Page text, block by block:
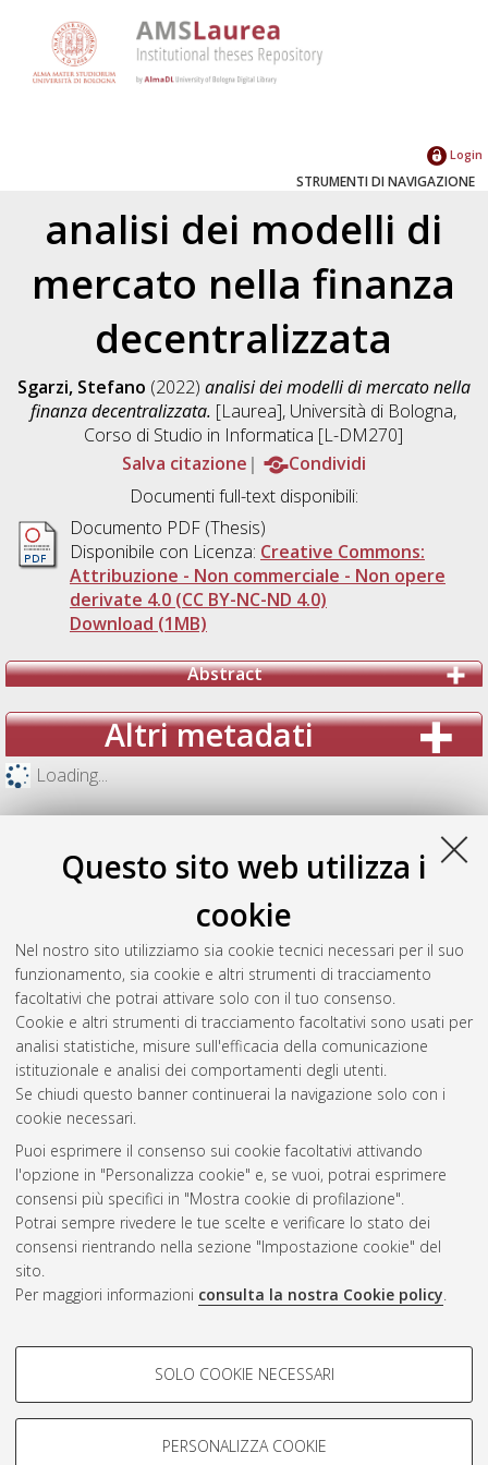
Questo sito web utilizza i
cookie
Nel nostro sito utilizziamo sia cookie tecnici necessari per il suo
funzionamento, sia cookie e altri strumenti di tracciamento
facoltativi che potrai attivare solo con il tuo consenso.
Cookie e altri strumenti di tracciamento facoltativi sono usati per
analisi statistiche, misure sull'efficacia della comunicazione
istituzionale e analisi dei comportamenti degli utenti.
Se chiudi questo banner continuerai la navigazione solo con i
cookie necessari.
Puoi esprimere il consenso sui cookie facoltativi attivando
l'opzione in "Personalizza cookie" e, se vuoi, potrai esprimere
consensi più specifici in "Mostra cookie di profilazione".
Potrai sempre rivedere le tue scelte e verificare lo stato dei
consensi rientrando nella sezione "Impostazione cookie" del
sito.
Per maggiori informazioni consulta la nostra Cookie policy.
COOKIE DI PROFILAZIONE -
Si tratta di cookie utilizzati per analizzare le caratteristiche della
navigazione degli utenti, creare profili in base al loro comportamento
SOLO COOKIE NECESSARI
PERSONALIZZA COOKIE
Login
STRUMENTI DI NAVIGAZIONE
analisi dei modelli di
mercato nella finanza
decentralizzata
Sgarzi, Stefano (2022) analisi dei modelli di mercato nella
finanza decentralizzata. [Laurea], Università di Bologna,
Corso di Studio in Informatica [L-DM270]
Salva citazione
Condividi
Documenti full-text disponibili:
Documento PDF (Thesis)
Disponibile con Licenza: Creative Commons:
Attribuzione - Non commerciale - Non opere
derivate 4.0 (CC BY-NC-ND 4.0)
Download (1MB)
Abstract
Altri metadati
Loading...
Gestione del documento:
Atom
Rss 1.0
Rss 2.0
AMS Laurea
Impostazioni Cookie
Informativa sulla privacy
Condizioni d’uso del sito